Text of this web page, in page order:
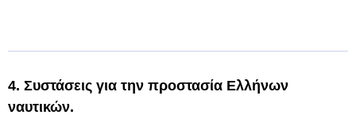
4. Συστάσεις για την προστασία Ελλήνων
ναυτικών.